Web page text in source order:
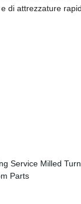
di attrezzature